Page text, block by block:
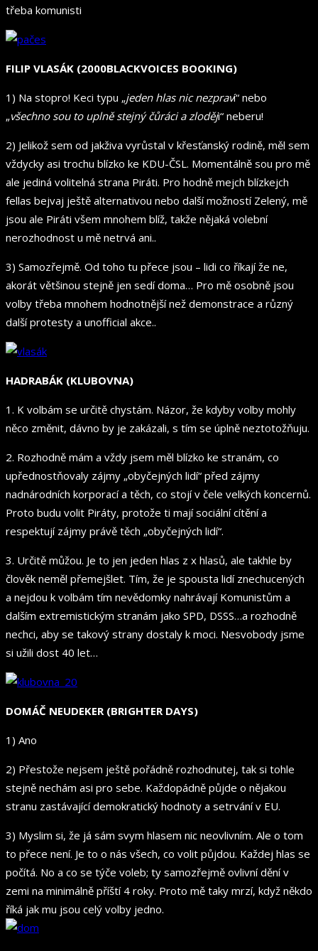
třeba komunisti
FILIP VLASÁK (2000BLACKVOICES BOOKING)
1) Na stopro! Keci typu „jeden hlas nic nezpraví“ nebo
„všechno sou to uplně stejný čůráci a zloději“ neberu!
2) Jelikož sem od jakživa vyrůstal v křesťanský rodině, měl sem
vždycky asi trochu blízko ke KDU-ČSL. Momentálně sou pro mě
ale jediná volitelná strana Piráti. Pro hodně mejch blízkejch
fellas bejvaj ještě alternativou nebo další možností Zelený, mě
jsou ale Piráti všem mnohem blíž, takže nějaká volební
nerozhodnost u mě netrvá ani..
3) Samozřejmě. Od toho tu přece jsou – lidi co říkají že ne,
akorát většinou stejně jen sedí doma… Pro mě osobně jsou
volby třeba mnohem hodnotnější než demonstrace a různý
další protesty a unofficial akce..
HADRABÁK (KLUBOVNA)
1. K volbám se určitě chystám. Názor, že kdyby volby mohly
něco změnit, dávno by je zakázali, s tím se úplně neztotožňuju.
2. Rozhodně mám a vždy jsem měl blízko ke stranám, co
upřednostňovaly zájmy „obyčejných lidí“ před zájmy
nadnárodních korporací a těch, co stojí v čele velkých koncernů.
Proto budu volit Piráty, protože ti mají sociální cítění a
respektují zájmy právě těch „obyčejných lidí“.
3. Určitě můžou. Je to jen jeden hlas z x hlasů, ale takhle by
člověk neměl přemejšlet. Tím, že je spousta lidí znechucených
a nejdou k volbám tím nevědomky nahrávají Komunistům a
dalším extremistickým stranám jako SPD, DSSS…a rozhodně
nechci, aby se takový strany dostaly k moci. Nesvobody jsme
si užili dost 40 let…
DOMÁČ NEUDEKER (BRIGHTER DAYS)
1) Ano
2) Přestože nejsem ještě pořádně rozhodnutej, tak si tohle
stejně nechám asi pro sebe. Každopádně půjde o nějakou
stranu zastávající demokratický hodnoty a setrvání v EU.
3) Myslim si, že já sám svym hlasem nic neovlivním. Ale o tom
to přece není. Je to o nás všech, co volit půjdou. Každej hlas se
počítá. No a co se týče voleb; ty samozřejmě ovlivní dění v
zemi na minimálně příští 4 roky. Proto mě taky mrzí, když někdo
říká jak mu jsou celý volby jedno.